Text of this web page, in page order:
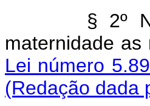
§ 2º
maternidade
Lei número
(Redação dada